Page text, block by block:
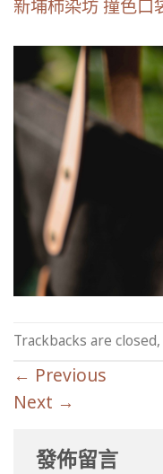
新埔柿染坊 撞色口
Trackbacks are
← Previous
Next →
發佈留言